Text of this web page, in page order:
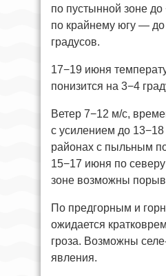
по пустынной зоне
по крайнему югу —
градусов.
17−19 июня
понизится на 3−4
Ветер 7−12 м/с,
с усилением до
районах с пыльным
15−17 июня по
зоне возможны
По предгорным и
ожидается
гроза. Возможны
явления.